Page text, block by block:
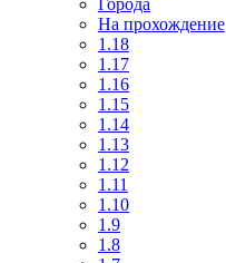
Города
На прохождение
1.18
1.17
1.16
1.15
1.14
1.13
1.12
1.11
1.10
1.9
1.8